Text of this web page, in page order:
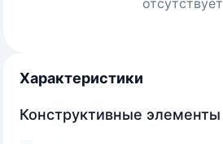
отсутствует
Характеристики
Конструктивные элементы